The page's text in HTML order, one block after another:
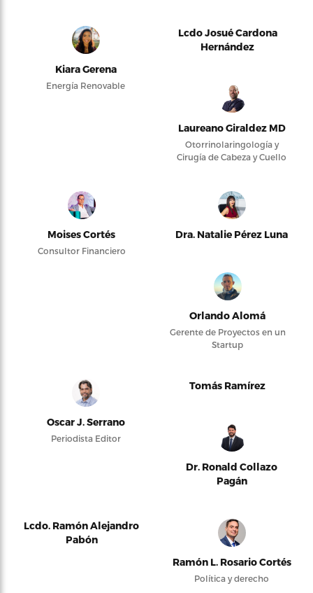
Kiara Gerena
Energía Renovable
Lcdo Josué Cardona
Hernández
Laureano Giraldez MD
Otorrinolaringología y
Cirugía de Cabeza y Cuello
Moises Cortés
Consultor Financiero
Dra. Natalie Pérez Luna
Orlando Alomá
Gerente de Proyectos en un
Startup
Oscar J. Serrano
Periodista Editor
Tomás Ramírez
Dr. Ronald Collazo
Pagán
Lcdo. Ramón Alejandro
Pabón
Ramón L. Rosario Cortés
Política y derecho